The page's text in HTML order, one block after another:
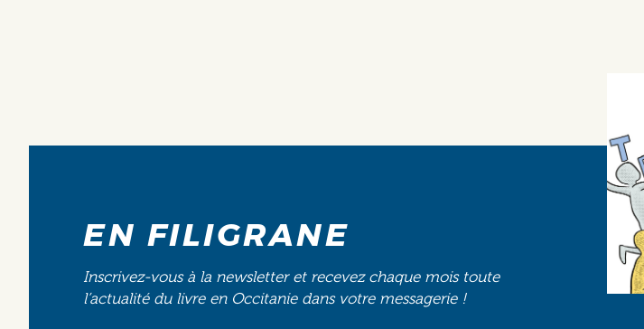
EN FILIGRANE
Inscrivez-vous à la newsletter et recevez chaque mois toute
l’actualité du livre en Occitanie dans votre messagerie !